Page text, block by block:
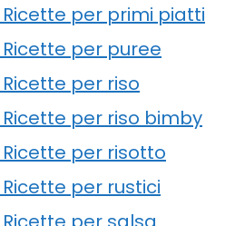
per primi piatti
per puree
per riso
per riso bimby
per risotto
per rustici